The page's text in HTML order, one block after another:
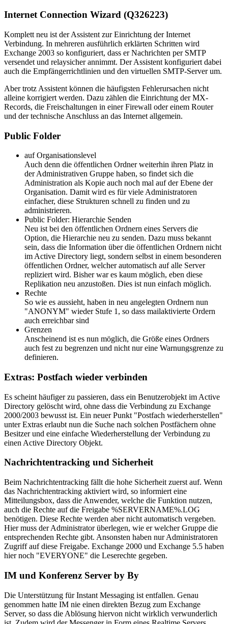
Internet Connection Wizard (Q326223)
Komplett neu ist der Assistent zur Einrichtung der Internet
Verbindung. In mehreren ausführlich erklärten Schritten wird
Exchange 2003 so konfiguriert, dass er Nachrichten per SMTP
versendet und relaysicher annimmt. Der Assistent konfiguriert dabei
auch die Empfängerrichtlinien und den virtuellen SMTP-Server um.
Aber trotz Assistent können die häufigsten Fehlerursachen nicht
alleine korrigiert werden. Dazu zählen die Einrichtung der MX-
Records, die Freischaltungen in einer Firewall oder einem Router
und der technische Anschluss an das Internet allgemein.
Public Folder
auf Organisationslevel
Auch denn die öffentlichen Ordner weiterhin ihren Platz in
der Administrativen Gruppe haben, so findet sich die
Administration als Kopie auch noch mal auf der Ebene der
Organisation. Damit wird es für viele Administratoren
einfacher, diese Strukturen schnell zu finden und zu
administrieren.
Public Folder: Hierarchie Senden
Neu ist bei den öffentlichen Ordnern eines Servers die
Option, die Hierarchie neu zu senden. Dazu muss bekannt
sein, dass die Information über die öffentlichen Ordnern nicht
im Active Directory liegt, sondern selbst in einem besonderen
öffentlichen Ordner, welcher automatisch auf alle Server
repliziert wird. Bisher war es kaum möglich, eben diese
Replikation neu anzustoßen. Dies ist nun einfach möglich.
Rechte
So wie es aussieht, haben in neu angelegten Ordnern nun
"ANONYM" wieder Stufe 1, so dass mailaktivierte Ordern
auch erreichbar sind
Grenzen
Anscheinend ist es nun möglich, die Größe eines Ordners
auch fest zu begrenzen und nicht nur eine Warnungsgrenze zu
definieren.
Extras: Postfach wieder verbinden
Es scheint häufiger zu passieren, dass ein Benutzerobjekt im Active
Directory gelöscht wird, ohne dass die Verbindung zu Exchange
2000/2003 bewusst ist. Ein neuer Punkt "Postfach wiederherstellen"
unter Extras erlaubt nun die Suche nach solchen Postfächern ohne
Besitzer und eine einfache Wiederherstellung der Verbindung zu
einen Active Directory Objekt.
Nachrichtentracking und Sicherheit
Beim Nachrichtentracking fällt die hohe Sicherheit zuerst auf. Wenn
das Nachrichtentracking aktiviert wird, so informiert eine
Mitteilungsbox, dass die Anwender, welche die Funktion nutzen,
auch die Rechte auf die Freigabe %SERVERNAME%.LOG
benötigen. Diese Rechte werden aber nicht automatisch vergeben.
Hier muss der Administrator überlegen, wie er welcher Gruppe die
entsprechenden Rechte gibt. Ansonsten haben nur Administratoren
Zugriff auf diese Freigabe. Exchange 2000 und Exchange 5.5 haben
hier noch "EVERYONE" die Leserechte gegeben.
IM und Konferenz Server by By
Die Unterstützung für Instant Messaging ist entfallen. Genau
genommen hatte IM nie einen direkten Bezug zum Exchange
Server, so dass die Ablösung hiervon nicht wirklich verwunderlich